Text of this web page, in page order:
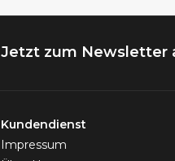
Jetzt zum Newsletter
Kundendienst
Impressum